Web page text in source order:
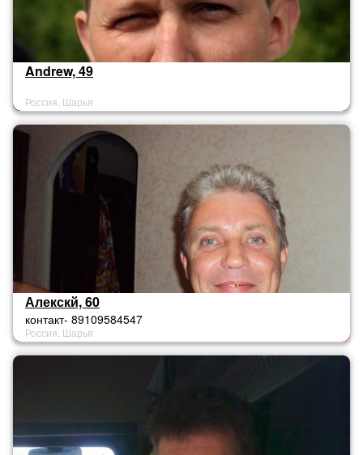
Andrew, 49
Россия, Шарья
Алекскй, 60
контакт- 89109584547
Россия, Шарья